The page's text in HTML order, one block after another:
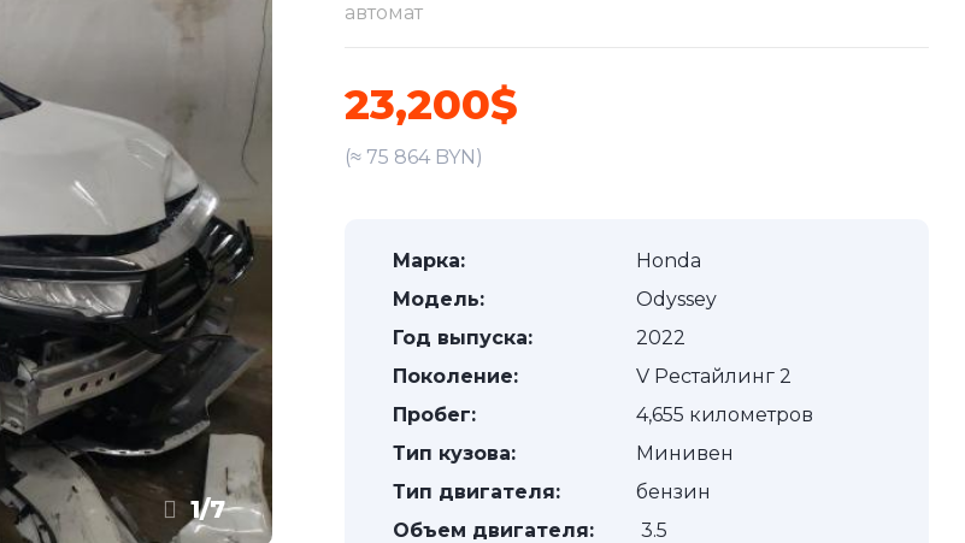
1/7
автомат
23,200$
(≈ 75 864 BYN)
Марка:
Honda
Модель:
Odyssey
Год выпуска:
2022
Поколение:
V Рестайлинг 2
Пробег:
4,655 километров
Тип кузова:
Минивен
Тип двигателя:
бензин
Объем двигателя:
3.5